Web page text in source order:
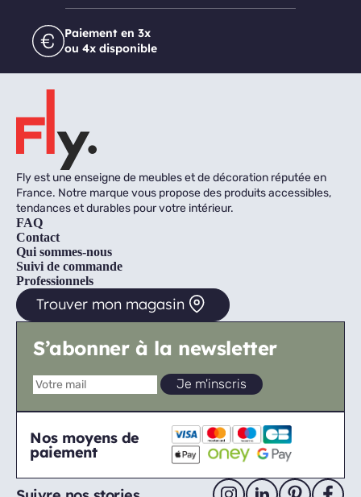
Paiement en 3x
ou 4x disponible
Fly est une enseigne de meubles et de décoration réputée en
France. Notre marque vous propose des produits accessibles,
tendances et durables pour votre intérieur.
FAQ
Contact
Qui sommes-nous
Suivi de commande
Professionnels
Trouver mon magasin
S’abonner à la newsletter
Nos moyens de
paiement